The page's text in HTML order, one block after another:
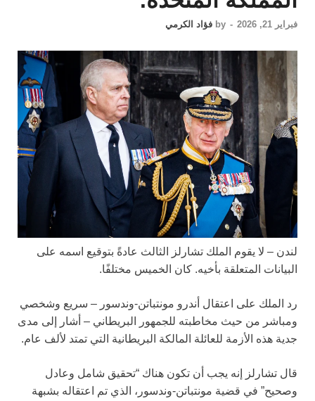
فبراير 21, 2026 -
by فؤاد الكرمي
لندن – لا يقوم الملك تشارلز الثالث عادةً بتوقيع اسمه على
البيانات المتعلقة بأخيه. كان الخميس مختلفًا.
رد الملك على اعتقال أندرو مونتباتن-وندسور – سريع وشخصي
ومباشر من حيث مخاطبته للجمهور البريطاني – أشار إلى مدى
جدية هذه الأزمة للعائلة المالكة البريطانية التي تمتد لألف عام.
قال تشارلز إنه يجب أن تكون هناك “تحقيق شامل وعادل
وصحيح” في قضية مونتباتن-وندسور، الذي تم اعتقاله بشبهة